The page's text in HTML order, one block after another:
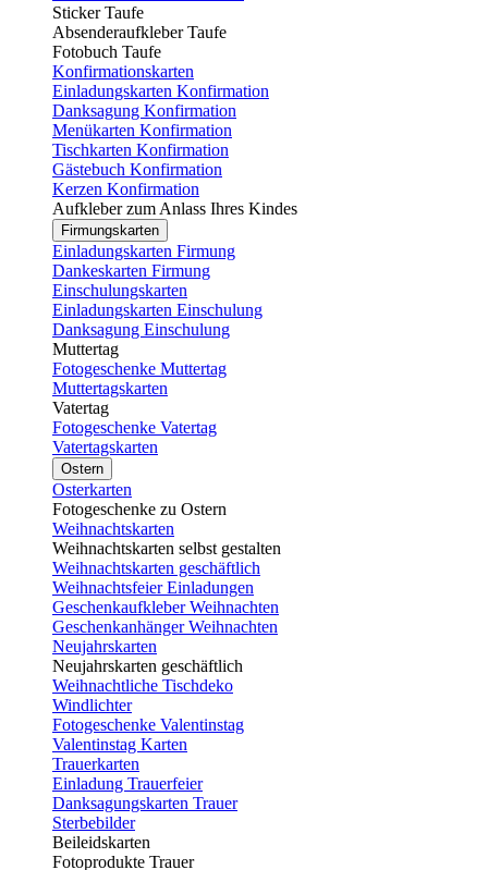
Sticker Taufe
Absenderaufkleber Taufe
Fotobuch Taufe
Konfirmationskarten
Einladungskarten Konfirmation
Danksagung Konfirmation
Menükarten Konfirmation
Tischkarten Konfirmation
Gästebuch Konfirmation
Kerzen Konfirmation
Aufkleber zum Anlass Ihres Kindes
Firmungskarten
Einladungskarten Firmung
Dankeskarten Firmung
Einschulungskarten
Einladungskarten Einschulung
Danksagung Einschulung
Muttertag
Fotogeschenke Muttertag
Muttertagskarten
Vatertag
Fotogeschenke Vatertag
Vatertagskarten
Ostern
Osterkarten
Fotogeschenke zu Ostern
Weihnachtskarten
Weihnachtskarten selbst gestalten
Weihnachtskarten geschäftlich
Weihnachtsfeier Einladungen
Geschenkaufkleber Weihnachten
Geschenkanhänger Weihnachten
Neujahrskarten
Neujahrskarten geschäftlich
Weihnachtliche Tischdeko
Windlichter
Fotogeschenke Valentinstag
Valentinstag Karten
Trauerkarten
Einladung Trauerfeier
Danksagungskarten Trauer
Sterbebilder
Beileidskarten
Fotoprodukte Trauer